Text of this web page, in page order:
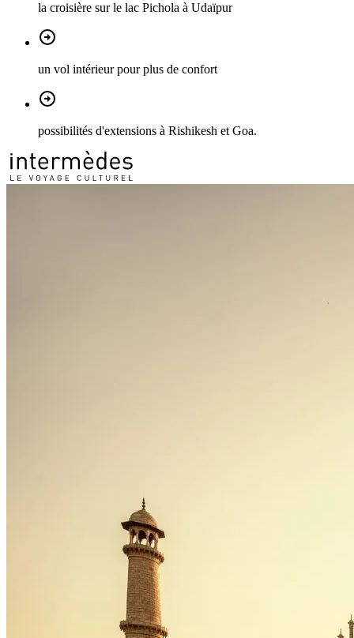
la croisière sur le lac Pichola à Udaïpur
un vol intérieur pour plus de confort
possibilités d'extensions à Rishikesh et Goa.